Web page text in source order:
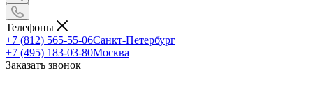
Телефоны
+7 (812) 565-55-06Санкт-Петербург
+7 (495) 183-03-80Москва
Заказать звонок